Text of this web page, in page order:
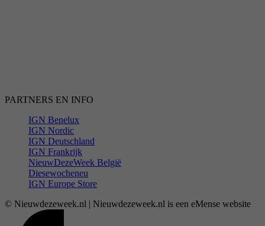
PARTNERS EN INFO
IGN Benelux
IGN Nordic
IGN Deutschland
IGN Frankrijk
NieuwDezeWeek België
Diesewocheneu
IGN Europe Store
© Nieuwdezeweek.nl | Nieuwdezeweek.nl is een eMense website